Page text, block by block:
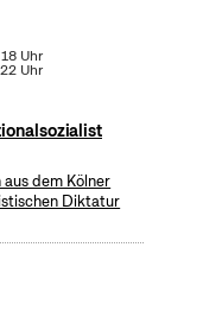
Uhr
Uhr
dem Kölner
Diktatur